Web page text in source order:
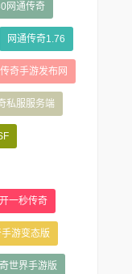
网通传奇
网通传奇1.76
奇手游发布网
私服服务端
一秒传奇
游变态版
世界手游版